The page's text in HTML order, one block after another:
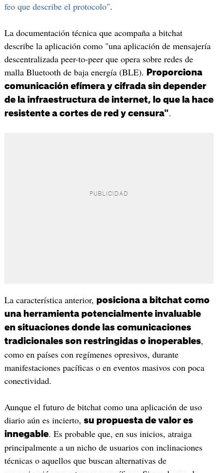
feo que describe el protocolo".
La documentación técnica que acompaña a bitchat
describe la aplicación como "una aplicación de mensajería
descentralizada peer-to-peer que opera sobre redes de
malla Bluetooth de baja energía (BLE).
Proporciona
comunicación efímera y cifrada sin depender
de la infraestructura de internet, lo que la hace
resistente a cortes de red y censura".
La característica anterior, posiciona a bitchat como
una herramienta potencialmente invaluable
en situaciones donde las comunicaciones
tradicionales son restringidas o inoperables,
como en países con regímenes opresivos, durante
manifestaciones pacíficas o en eventos masivos con poca
conectividad.
Aunque el futuro de bitchat como una aplicación de uso
diario aún es incierto, su propuesta de valor es
innegable. Es probable que, en sus inicios, atraiga
principalmente a un nicho de usuarios con inclinaciones
técnicas o aquellos que buscan alternativas de